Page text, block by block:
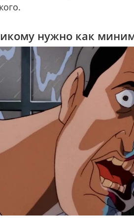
нужно как